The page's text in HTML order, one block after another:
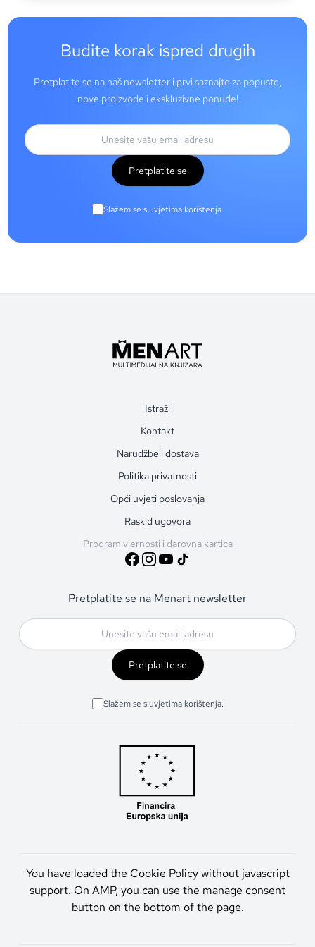
Budite korak ispred drugih
Pretplatite se na naš newsletter i prvi saznajte za popuste,
nove proizvode i ekskluzivne ponude!
Pretplatite se
Slažem se s uvjetima korištenja.
Istraži
Kontakt
Narudžbe i dostava
Politika privatnosti
Opći uvjeti poslovanja
Raskid ugovora
Program vjernosti i darovna kartica
Pretplatite se na Menart newsletter
Pretplatite se
Slažem se s uvjetima korištenja.
You have loaded the Cookie Policy without javascript
support. On AMP, you can use the manage consent
button on the bottom of the page.